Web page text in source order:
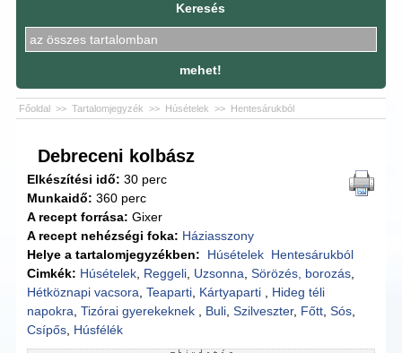
Keresés
mehet!
Főoldal >> Tartalomjegyzék >> Húsételek >> Hentesárukból
Debreceni kolbász
Elkészítési idő: 30 perc
Munkaidő: 360 perc
A recept forrása: Gixer
A recept nehézségi foka: Háziasszony
Helye a tartalomjegyzékben:
Húsételek Hentesárukból
Cimkék: Húsételek Reggeli Uzsonna ,Sörözés, borozás
Hétköznapi vacsora ,Teaparti Kártyaparti
Hideg téli
napokra ,Tizórai gyerekeknek Buli ,Szilveszter, Főtt ,Sós
Csípős Húsfélék